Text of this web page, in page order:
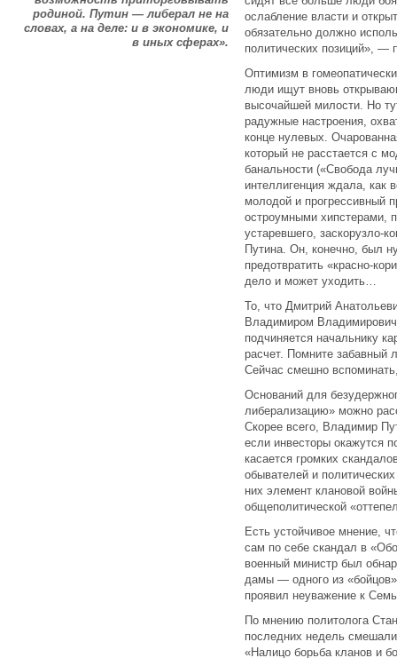
родиной. Путин — либерал не на
словах, а на деле: и в экономике, и
в иных сферах».
ослабление власти и
обязательно должно
политических позиций», —
Оптимизм в
люди ищут вновь
высочайшей милости. Но
радужные настроения,
конце нулевых.
который не расстается с
банальности («Свобода
интеллигенция ждала, как
молодой и прогрессивный
остроумными хипстерами,
устаревшего, заскорузло-
Путина. Он, конечно, был
предотвратить «красно-
дело и может уходить…
То, что Дмитрий
Владимиром
подчиняется начальнику
расчет. Помните забавный
Сейчас смешно
Оснований для
либерализацию» можно
Скорее всего, Владимир
если инвесторы окажутся
касается громких
обывателей и
них элемент клановой
общеполитической
Есть устойчивое мнение,
сам по себе скандал в
военный министр был
дамы — одного из «бойцов»
проявил неуважение к
По мнению политолога
последних недель
«Налицо борьба кланов и